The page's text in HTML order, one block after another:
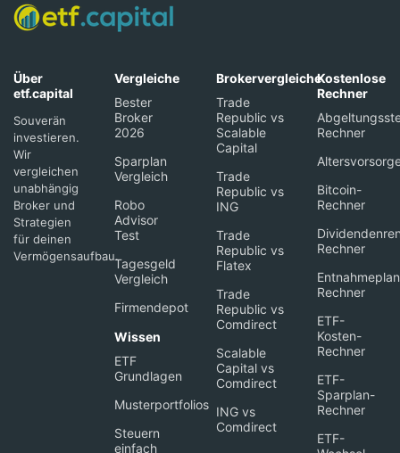
Über
etf.capital
Souverän
investieren.
Wir
vergleichen
unabhängig
Broker und
Strategien
für deinen
Vermögensaufbau.
Vergleiche
Bester
Broker
2026
Sparplan
Vergleich
Robo
Advisor
Test
Tagesgeld
Vergleich
Firmendepot
Wissen
ETF
Grundlagen
Musterportfolios
Steuern
einfach
Brokervergleiche
Trade
Republic vs
Scalable
Capital
Trade
Republic vs
ING
Trade
Republic vs
Flatex
Trade
Republic vs
Comdirect
Scalable
Capital vs
Comdirect
ING vs
Comdirect
Kostenlose
Rechner
Rechner
Bitcoin-
Rechner
Rechner
Rechner
ETF-
Kosten-
Rechner
ETF-
Sparplan-
Rechner
ETF-